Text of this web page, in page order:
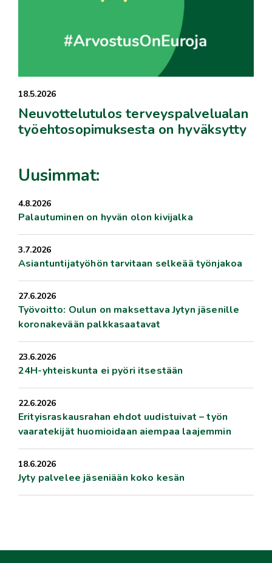
18.5.2026
Neuvottelutulos terveyspalvelualan
työehtosopimuksesta on hyväksytty
Uusimmat:
4.8.2026
Palautuminen on hyvän olon kivijalka
3.7.2026
Asiantuntijatyöhön tarvitaan selkeää työnjakoa
27.6.2026
Työvoitto: Oulun on maksettava Jytyn jäsenille
koronakevään palkkasaatavat
23.6.2026
24H-yhteiskunta ei pyöri itsestään
22.6.2026
Erityisraskausrahan ehdot uudistuivat – työn
vaaratekijät huomioidaan aiempaa laajemmin
18.6.2026
Jyty palvelee jäseniään koko kesän